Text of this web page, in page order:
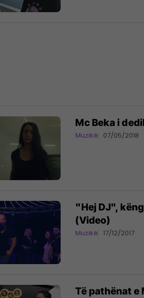
Mc Beka i
Muzikë 07/05/2018
"Hej DJ",
(Video)
Muzikë 17/12/2017
Të pathënat e